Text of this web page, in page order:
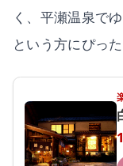
く、平瀬温泉で
という方にぴっ